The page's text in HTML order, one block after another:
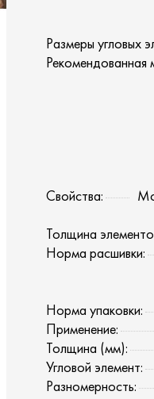
Размеры угловых
Рекомендованная
Свойства:
Толщина
Норма расшивки:
Норма упаковки:
Применение:
Толщина (мм):
Угловой элемент:
Разномерность: